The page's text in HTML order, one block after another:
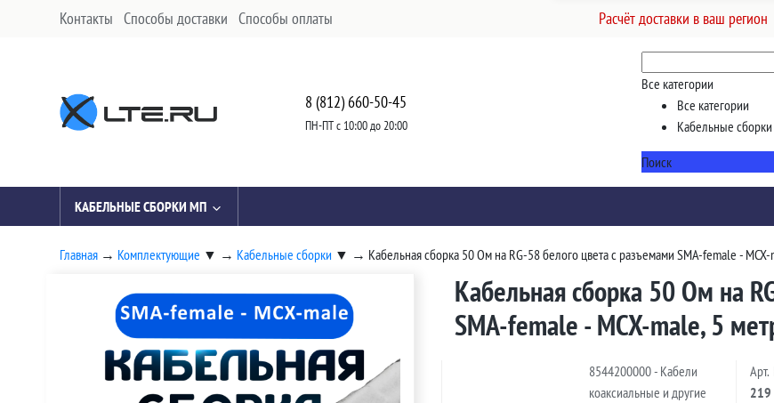
Контакты Способы доставки Способы оплаты Расчёт доставки в ваш регион
8 (812) 660-50-45
ПН-ПТ с 10:00 до 20:00
Все категории
Все категории
Кабельные
Поиск
КАБЕЛЬНЫЕ СБОРКИ МП
Главная → Комплектующие ▼ → Кабельные сборки ▼ → Кабельная сборка 50 Ом на RG-58 белого цвета с разъемами SMA-female -
Кабельная сборка 50 Ом на
SMA-female - MCX-male, 5
8544200000 - Кабели
коаксиальные и другие
Арт.
219